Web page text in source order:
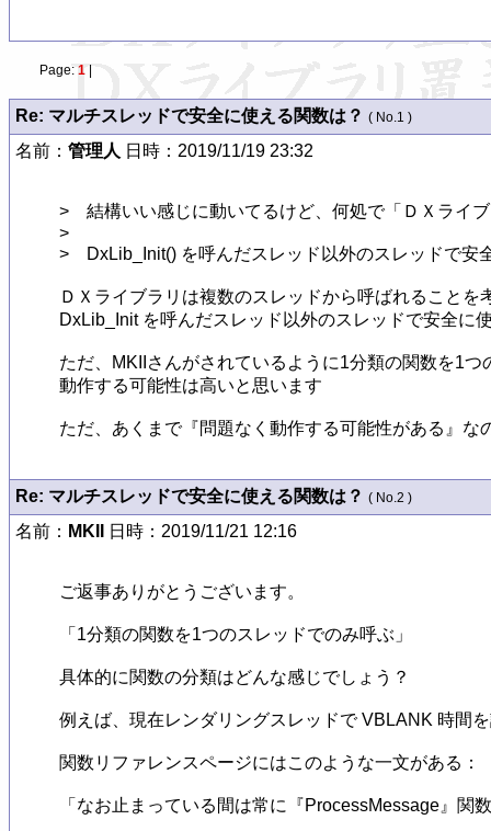
Page: 1|
Re: マルチスレッドで安全に使える関数は？ ( No.1 )
名前： 管理人 日時：2019/11/19 23:32
>　結構いい感じに動いてるけど、何処で「ＤＸライ
>
>　DxLib_Init() を呼んだスレッド以外のスレッドで安
ＤＸライブラリは複数のスレッドから呼ばれること
DxLib_Init を呼んだスレッド以外のスレッドで安全に
ただ、MKIIさんがされているように1分類の関数を1
動作する可能性は高いと思います
ただ、あくまで『問題なく動作する可能性がある』
Re: マルチスレッドで安全に使える関数は？ ( No.2 )
名前： MKII 日時：2019/11/21 12:16
ご返事ありがとうございます。
「1分類の関数を1つのスレッドでのみ呼ぶ」
具体的に関数の分類はどんな感じでしょう？
例えば、現在レンダリングスレッドで VBLANK 時間
関数リファレンスページにはこのような一文がある：
「なお止まっている間は常に『ProcessMessage』関